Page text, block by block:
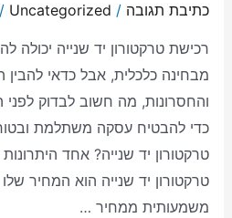
כתיבת תגובה /
Uncategorized
רכישת טרקטורון יד שנייה
מבחינה כלכלית, אבל כדאי להבין
והחסרונות, מה חשוב לבדוק לפני
כדי להבטיח עסקה משתלמת
טרקטורון יד שנייה? אחד
טרקטורון יד שנייה הוא המחיר
משמעותית ממחיר …